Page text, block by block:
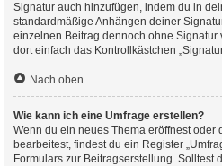
Signatur auch hinzufügen, indem du in
standardmäßige Anhängen deiner
einzelnen Beitrag dennoch ohne Signatur
dort einfach das Kontrollkästchen
Nach oben
Wie kann ich eine Umfrage erstellen?
Wenn du ein neues Thema eröffnest oder
bearbeitest, findest du ein Register
Formulars zur Beitragserstellung. Solltest